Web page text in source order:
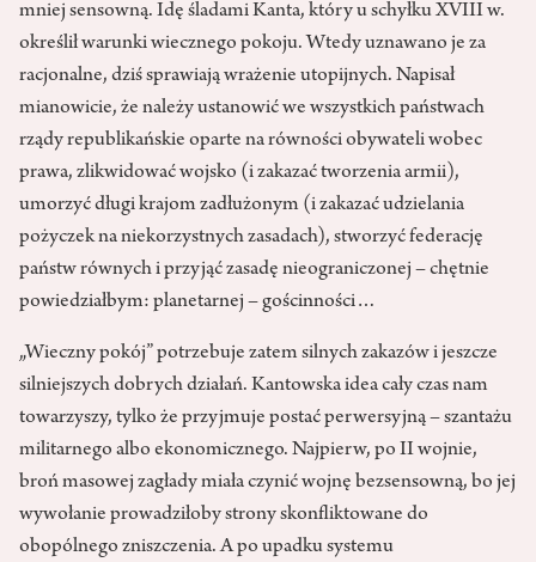
mniej sensowną. Idę śladami Kanta, który u schyłku XVIII w.
określił warunki wiecznego pokoju. Wtedy uznawano je za
racjonalne, dziś sprawiają wrażenie utopijnych. Napisał
mianowicie, że należy ustanowić we wszystkich państwach
rządy republikańskie oparte na równości obywateli wobec
prawa, zlikwidować wojsko (i zakazać tworzenia armii),
umorzyć długi krajom zadłużonym (i zakazać udzielania
pożyczek na niekorzystnych zasadach), stworzyć federację
państw równych i przyjąć zasadę nieograniczonej – chętnie
powiedziałbym: planetarnej – gościnności…
„Wieczny pokój” potrzebuje zatem silnych zakazów i jeszcze
silniejszych dobrych działań. Kantowska idea cały czas nam
towarzyszy, tylko że przyjmuje postać perwersyjną – szantażu
militarnego albo ekonomicznego. Najpierw, po II wojnie,
broń masowej zagłady miała czynić wojnę bezsensowną, bo jej
wywołanie prowadziłoby strony skonfliktowane do
obopólnego zniszczenia. A po upadku systemu